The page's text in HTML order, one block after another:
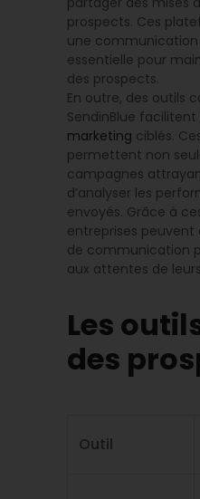
prospects. Ces
une
essentielle pour
des prospects.
En outre, des outils
SendinBlue facilitent
marketing ciblés.
permettent non
campagnes
d’analyser les
envoyés. Grâce à
entreprises
de communication
aux attentes de
Les
des
Outil